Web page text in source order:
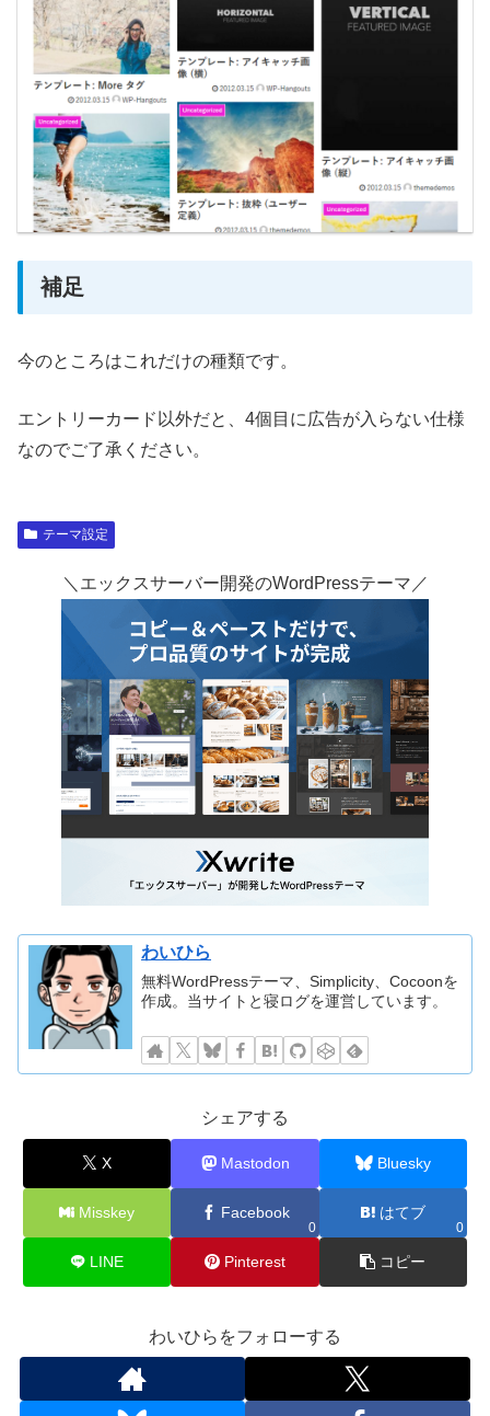
補足
今のところはこれだけの種類です。
エントリーカード以外だと、4個目に広告が入らない仕様
なのでご了承ください。
テーマ設定
＼エックスサーバー開発のWordPressテーマ／
わいひら
無料WordPressテーマ、Simplicity、Cocoonを
作成。当サイトと寝ログを運営しています。
シェアする
X Mastodon Bluesky
Misskey Facebook
0
はてブ
0
LINE Pinterest コピー
わいひらをフォローする